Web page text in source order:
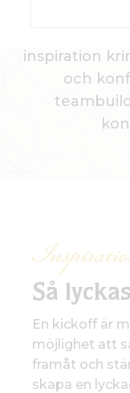
praktiska
inspiration
och
Så
En kickoff är
möjlighet att
framåt och
skapa en